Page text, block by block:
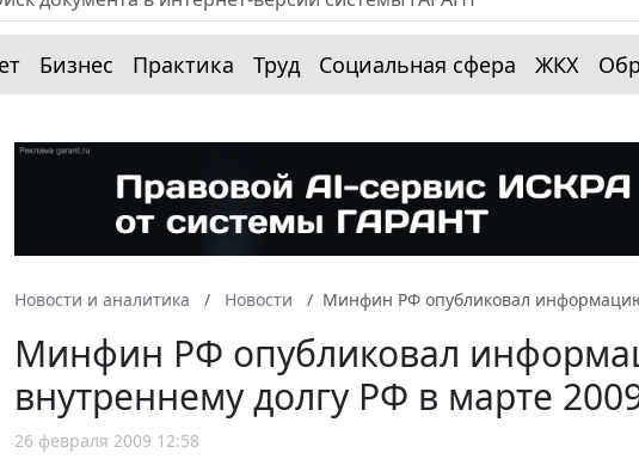
Бизнес Практика Труд Социальная сфера ЖКХ
Новости и аналитика Новости Минфин РФ опубликовал
Минфин РФ опубликовал
внутреннему долгу РФ в марте
26 февраля 2009 12:58